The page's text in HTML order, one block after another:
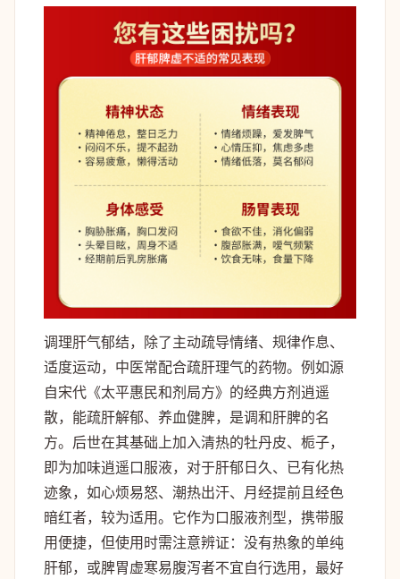
调理肝气郁结，除了主动疏导情绪、规律作息、
适度运动，中医常配合疏肝理气的药物。例如源
自宋代《太平惠民和剂局方》的经典方剂逍遥
散，能疏肝解郁、养血健脾，是调和肝脾的名
方。后世在其基础上加入清热的牡丹皮、栀子，
即为加味逍遥口服液，对于肝郁日久、已有化热
迹象，如心烦易怒、潮热出汗、月经提前且经色
暗红者，较为适用。它作为口服液剂型，携带服
用便捷，但使用时需注意辨证：没有热象的单纯
肝郁，或脾胃虚寒易腹泻者不宜自行选用，最好